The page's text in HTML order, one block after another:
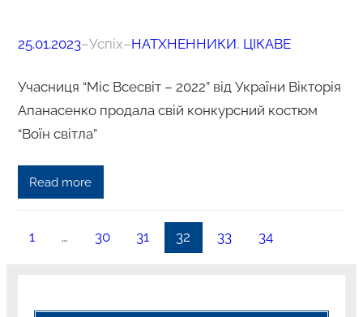
25.01.2023–Успіх–НАТХНЕННИКИ, ЦІКАВЕ
Учасниця “Міс Всесвіт – 2022” від України Вікторія
Апанасенко продала свій конкурсний костюм
“Воїн світла”
Read more
1 … 30 31 32 33 34